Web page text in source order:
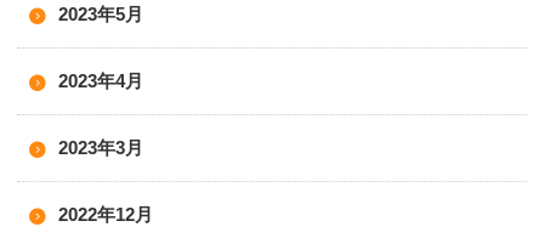
2023年5月
2023年4月
2023年3月
2022年12月